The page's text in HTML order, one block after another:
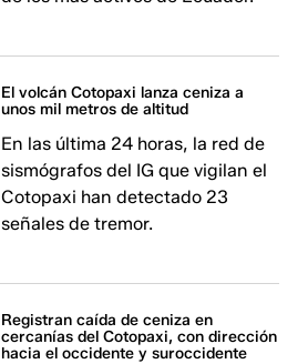
El volcán Cotopaxi lanza ceniza a
unos mil metros de altitud
En las última 24 horas, la red de
sismógrafos del IG que vigilan el
Cotopaxi han detectado 23
señales de tremor.
Registran caída de ceniza en
cercanías del Cotopaxi, con dirección
hacia el occidente y suroccidente